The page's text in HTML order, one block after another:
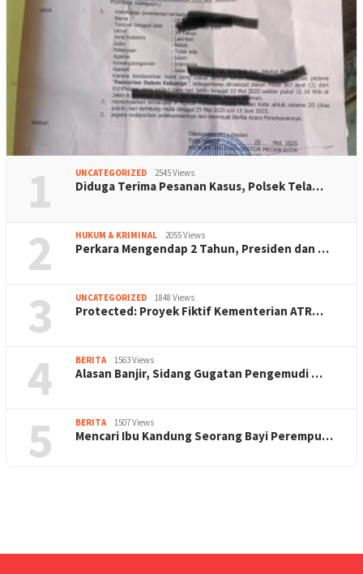
1 UNCATEGORIZED 2545 Views
Diduga Terima Pesanan Kasus, Polsek Tela…
2 HUKUM & KRIMINAL 2055 Views
Perkara Mengendap 2 Tahun, Presiden dan …
3 UNCATEGORIZED 1848 Views
Protected: Proyek Fiktif Kementerian ATR…
4 BERITA 1563 Views
Alasan Banjir, Sidang Gugatan Pengemudi …
5 BERITA 1507 Views
Mencari Ibu Kandung Seorang Bayi Perempu…